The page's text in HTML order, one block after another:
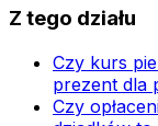
Z tego działu
Czy kurs
prezent dla
Czy